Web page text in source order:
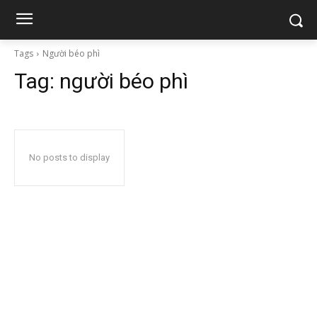
Tags Người béo phì
Tag: người béo phì
No posts to display